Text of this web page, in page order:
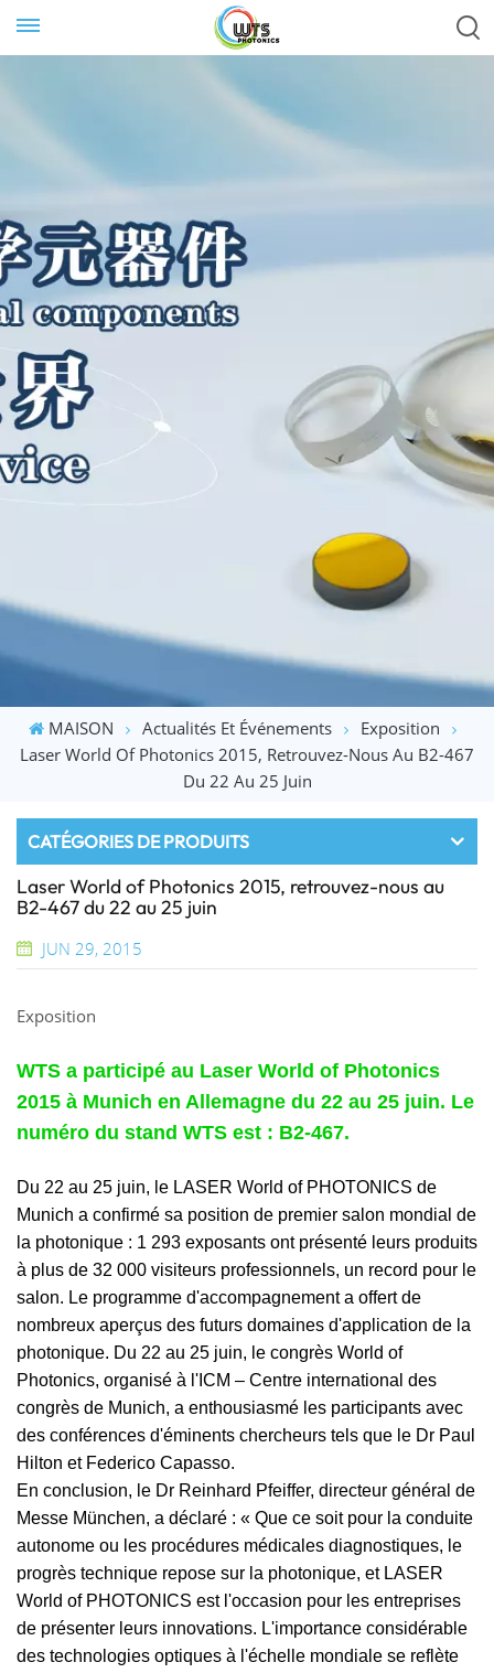
MAISON Actualités Et Événements
Exposition
Laser World Of Photonics 2015, Retrouvez-Nous Au B2-467
Du 22 Au 25 Juin
CATÉGORIES DE PRODUITS
Laser World of Photonics 2015, retrouvez-nous au
B2-467 du 22 au 25 juin
JUN 29, 2015
Exposition
WTS a participé au Laser World of Photonics
2015 à Munich en Allemagne du 22 au 25 juin. Le
numéro du stand WTS est : B2-467.
Du 22 au 25 juin, le LASER World of PHOTONICS de
Munich a confirmé sa position de premier salon mondial de
la photonique : 1 293 exposants ont présenté leurs produits
à plus de 32 000 visiteurs professionnels, un record pour le
salon. Le programme d'accompagnement a offert de
nombreux aperçus des futurs domaines d'application de la
photonique. Du 22 au 25 juin, le congrès World of
Photonics, organisé à l'ICM – Centre international des
congrès de Munich, a enthousiasmé les participants avec
des conférences d'éminents chercheurs tels que le Dr Paul
Hilton et Federico Capasso.
En conclusion, le Dr Reinhard Pfeiffer, directeur général de
Messe München, a déclaré : « Que ce soit pour la conduite
autonome ou les procédures médicales diagnostiques, le
progrès technique repose sur la photonique, et LASER
World of PHOTONICS est l'occasion pour les entreprises
de présenter leurs innovations. L'importance considérable
des technologies optiques à l'échelle mondiale se reflète